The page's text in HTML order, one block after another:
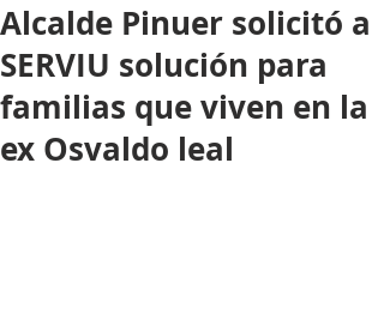
Alcalde Pinuer solicitó a
SERVIU solución para
familias que viven en la
ex Osvaldo leal